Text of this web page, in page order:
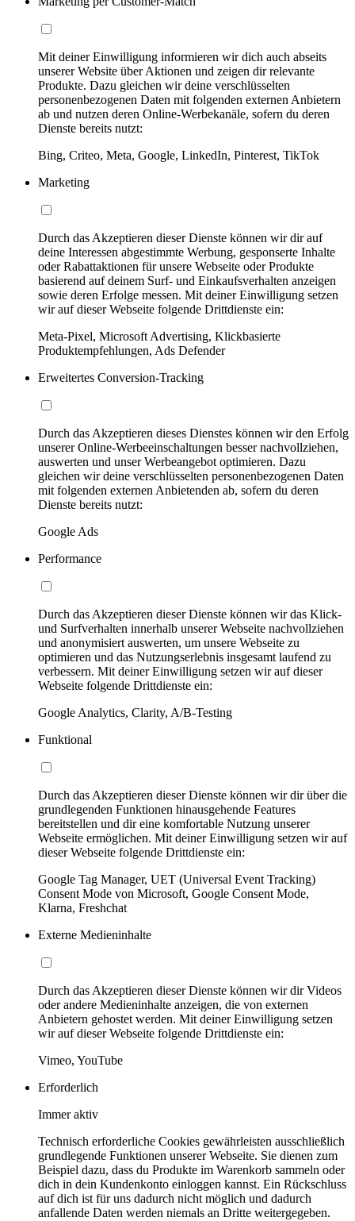
Mit deiner Einwilligung informieren wir dich auch abseits
unserer Website über Aktionen und zeigen dir relevante
Produkte. Dazu gleichen wir deine verschlüsselten
personenbezogenen Daten mit folgenden externen Anbietern
ab und nutzen deren Online-Werbekanäle, sofern du deren
Dienste bereits nutzt:
Bing, Criteo, Meta, Google, LinkedIn, Pinterest, TikTok
Marketing
Durch das Akzeptieren dieser Dienste können wir dir auf
deine Interessen abgestimmte Werbung, gesponserte Inhalte
oder Rabattaktionen für unsere Webseite oder Produkte
basierend auf deinem Surf- und Einkaufsverhalten anzeigen
sowie deren Erfolge messen. Mit deiner Einwilligung setzen
wir auf dieser Webseite folgende Drittdienste ein:
Meta-Pixel, Microsoft Advertising, Klickbasierte
Produktempfehlungen, Ads Defender
Erweitertes Conversion-Tracking
Durch das Akzeptieren dieses Dienstes können wir den Erfolg
unserer Online-Werbeeinschaltungen besser nachvollziehen,
auswerten und unser Werbeangebot optimieren. Dazu
gleichen wir deine verschlüsselten personenbezogenen Daten
mit folgenden externen Anbietenden ab, sofern du deren
Dienste bereits nutzt:
Google Ads
Performance
Durch das Akzeptieren dieser Dienste können wir das Klick-
und Surfverhalten innerhalb unserer Webseite nachvollziehen
und anonymisiert auswerten, um unsere Webseite zu
optimieren und das Nutzungserlebnis insgesamt laufend zu
verbessern. Mit deiner Einwilligung setzen wir auf dieser
Webseite folgende Drittdienste ein:
Google Analytics, Clarity, A/B-Testing
Funktional
Durch das Akzeptieren dieser Dienste können wir dir über die
grundlegenden Funktionen hinausgehende Features
bereitstellen und dir eine komfortable Nutzung unserer
Webseite ermöglichen. Mit deiner Einwilligung setzen wir auf
dieser Webseite folgende Drittdienste ein:
Google Tag Manager, UET (Universal Event Tracking)
Consent Mode von Microsoft, Google Consent Mode,
Klarna, Freshchat
Externe Medieninhalte
Durch das Akzeptieren dieser Dienste können wir dir Videos
oder andere Medieninhalte anzeigen, die von externen
Anbietern gehostet werden. Mit deiner Einwilligung setzen
wir auf dieser Webseite folgende Drittdienste ein:
Vimeo, YouTube
Erforderlich
Immer aktiv
Technisch erforderliche Cookies gewährleisten ausschließlich
grundlegende Funktionen unserer Webseite. Sie dienen zum
Beispiel dazu, dass du Produkte im Warenkorb sammeln oder
dich in dein Kundenkonto einloggen kannst. Ein Rückschluss
auf dich ist für uns dadurch nicht möglich und dadurch
anfallende Daten werden niemals an Dritte weitergegeben.